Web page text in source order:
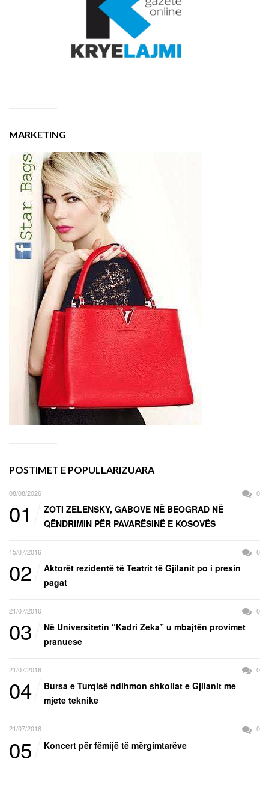
MARKETING
POSTIMET E POPULLARIZUARA
08/08/2026 0
01
ZOTI ZELENSKY, GABOVE NË BEOGRAD NË
QËNDRIMIN PËR PAVARËSINË E KOSOVËS
15/07/2016 0
02
Aktorët rezidentë të Teatrit të Gjilanit po i presin
pagat
21/07/2016 0
03
Në Universitetin “Kadri Zeka” u mbajtën provimet
pranuese
21/07/2016 0
04
Bursa e Turqisë ndihmon shkollat e Gjilanit me
mjete teknike
21/07/2016 0
05 Koncert për fëmijë të mërgimtarëve